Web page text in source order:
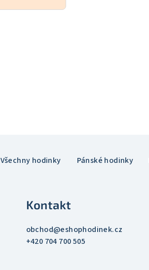
Všechny hodinky Pánské hodinky
Kontakt
obchod@eshophodinek.cz
+420 704 700 505